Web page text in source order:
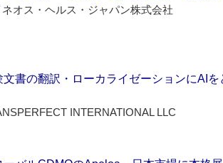
オス・ヘルス・ジャパン株式会社
文書の翻訳・ローカライゼーションにAI
INTERNATIONAL LLC